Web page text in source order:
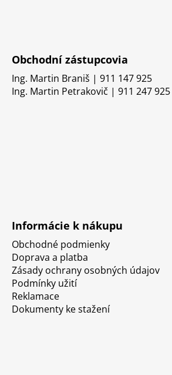
Obchodní zástupcovia
Ing. Martin Braniš | 911 147 925
Ing. Martin Petrakovič | 911 247 925
Informácie k nákupu
Obchodné podmienky
Doprava a platba
Zásady ochrany osobných údajov
Podmínky užití
Reklamace
Dokumenty ke stažení